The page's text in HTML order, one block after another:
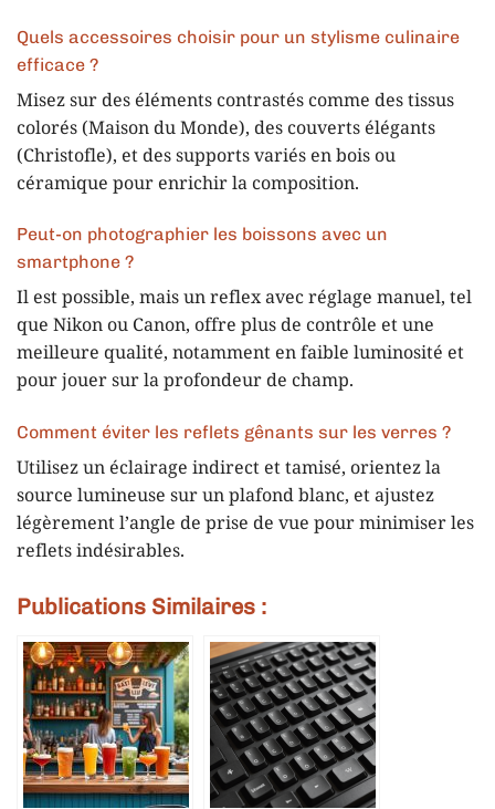
Quels accessoires choisir pour un stylisme culinaire
efficace ?
Misez sur des éléments contrastés comme des tissus
colorés (Maison du Monde), des couverts élégants
(Christofle), et des supports variés en bois ou
céramique pour enrichir la composition.
Peut-on photographier les boissons avec un
smartphone ?
Il est possible, mais un reflex avec réglage manuel, tel
que Nikon ou Canon, offre plus de contrôle et une
meilleure qualité, notamment en faible luminosité et
pour jouer sur la profondeur de champ.
Comment éviter les reflets gênants sur les verres ?
Utilisez un éclairage indirect et tamisé, orientez la
source lumineuse sur un plafond blanc, et ajustez
légèrement l’angle de prise de vue pour minimiser les
reflets indésirables.
Publications Similaires :